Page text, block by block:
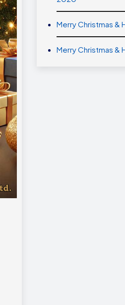
Merry Christmas &
Merry Christmas &